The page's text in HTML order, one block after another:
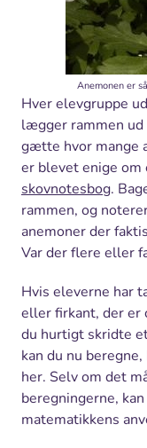
Anemonen er
Hver elevgruppe
lægger rammen
gætte hvor mange
er blevet enige
skovnotesbog.
rammen, og
anemoner der
Var der flere eller
Hvis eleverne har
eller firkant, der er
du hurtigt skridte
kan du nu
her. Selv om det
beregningerne,
matematikkens